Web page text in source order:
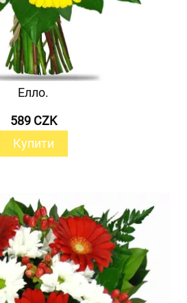
Елло.
589 CZK
Купити